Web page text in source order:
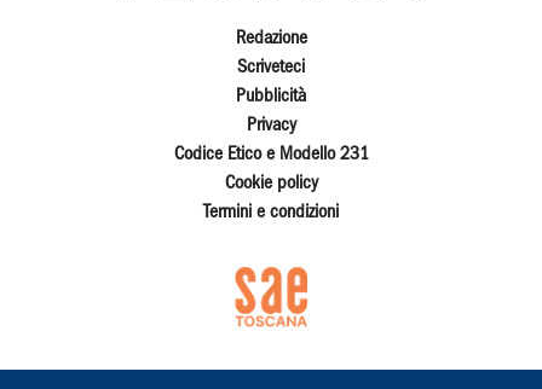
Redazione
Scriveteci
Pubblicità
Privacy
Codice Etico e Modello 231
Cookie policy
Termini e condizioni